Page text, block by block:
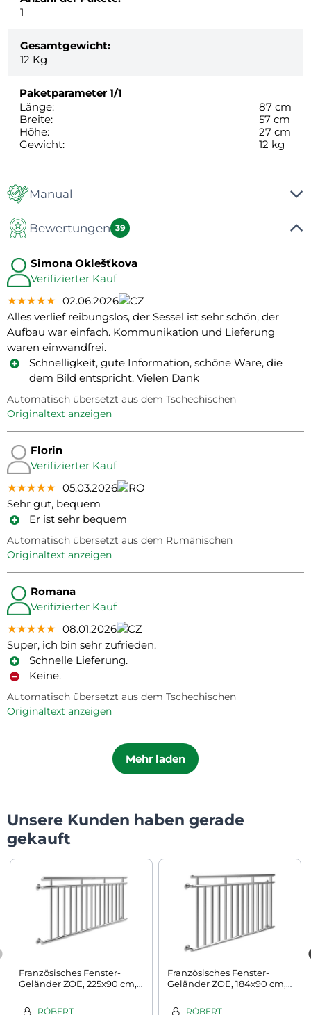
1
Gesamtgewicht:
12 Kg
Paketparameter1/1
Länge:
87 cm
Breite:
57 cm
Höhe:
27 cm
Gewicht:
12 kg
Manual
Manuál
Bewertungen 39
Simona Oklešťkova
Verifizierter Kauf
★★★★★
★★★★★
★★★★★ 02.06.2026
Alles verlief reibungslos, der Sessel ist sehr schön, der
Aufbau war einfach. Kommunikation und Lieferung
waren einwandfrei.
Schnelligkeit, gute Information, schöne Ware, die
dem Bild entspricht. Vielen Dank
Automatisch übersetzt aus dem Tschechischen
Originaltext anzeigen
Florin
Verifizierter Kauf
★★★★★
★★★★★
★★★★★ 05.03.2026
Sehr gut, bequem
Er ist sehr bequem
Automatisch übersetzt aus dem Rumänischen
Originaltext anzeigen
Romana
Verifizierter Kauf
★★★★★
★★★★★
★★★★★ 08.01.2026
Super, ich bin sehr zufrieden.
Schnelle Lieferung.
Keine.
Automatisch übersetzt aus dem Tschechischen
Originaltext anzeigen
Mehr laden
Unsere Kunden haben gerade
gekauft
Französisches Fenster-
Geländer ZOE, 225x90 cm,
RÓBERT
Französisches Fenster-
Geländer ZOE, 184x90 cm,
RÓBERT